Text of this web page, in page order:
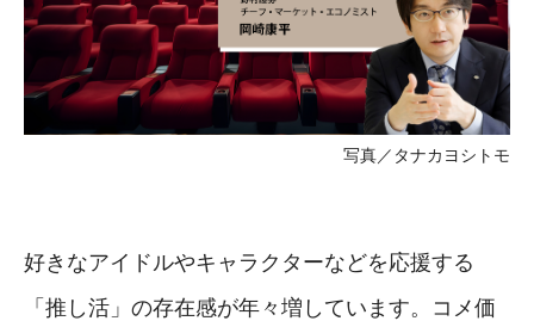
写真／タナカヨシトモ
好きなアイドルやキャラクターなどを応援する
「推し活」の存在感が年々増しています。コメ価